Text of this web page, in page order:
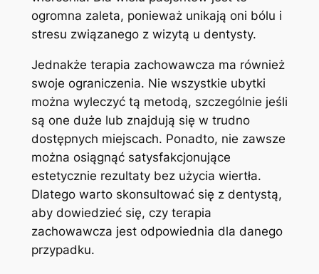
ogromna zaleta, ponieważ unikają oni bólu i
stresu związanego z wizytą u dentysty.
Jednakże terapia zachowawcza ma również
swoje ograniczenia. Nie wszystkie ubytki
można wyleczyć tą metodą, szczególnie jeśli
są one duże lub znajdują się w trudno
dostępnych miejscach. Ponadto, nie zawsze
można osiągnąć satysfakcjonujące
estetycznie rezultaty bez użycia wiertła.
Dlatego warto skonsultować się z dentystą,
aby dowiedzieć się, czy terapia
zachowawcza jest odpowiednia dla danego
przypadku.